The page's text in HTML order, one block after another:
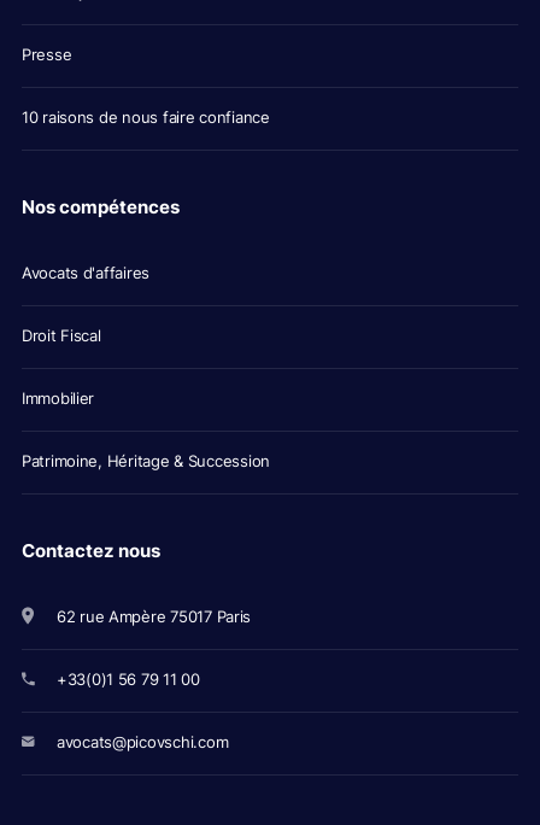
Presse
10 raisons de nous faire confiance
Nos compétences
Avocats d'affaires
Droit Fiscal
Immobilier
Patrimoine, Héritage & Succession
Contactez nous
62 rue Ampère 75017 Paris
+33(0)1 56 79 11 00
avocats@picovschi.com